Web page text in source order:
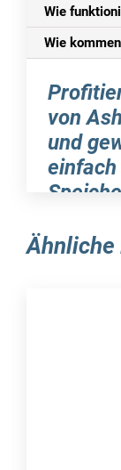
Wie
Wie
von
und
Im Verlauf
doch in
weniger
können
Ähnliche